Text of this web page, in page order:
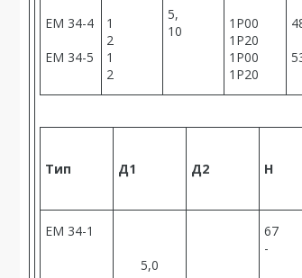
ЕМ 34-4
ЕМ 34-5
1
2
1
2
5,
10
1Р00
1Р20
1Р00
1Р20
Тип Д1 Д2 Н
ЕМ 34-1
5,0
67
-